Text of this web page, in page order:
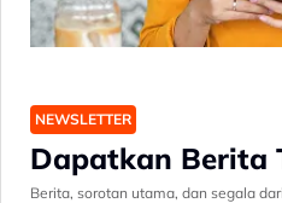
NEWSLETTER
Dapatkan Berita
Berita, sorotan utama, dan segala